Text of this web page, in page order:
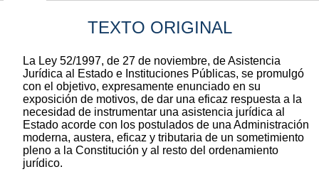
TEXTO ORIGINAL
La Ley 52/1997, de 27 de noviembre, de Asistencia
Jurídica al Estado e Instituciones Públicas, se promulgó
con el objetivo, expresamente enunciado en su
exposición de motivos, de dar una eficaz respuesta a la
necesidad de instrumentar una asistencia jurídica al
Estado acorde con los postulados de una Administración
moderna, austera, eficaz y tributaria de un sometimiento
pleno a la Constitución y al resto del ordenamiento
jurídico.